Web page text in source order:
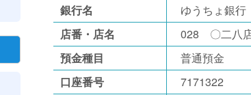
銀行名
ゆうちょ銀行
店番・店名
028 〇二八店
預金種目
普通預金
口座番号
7171322